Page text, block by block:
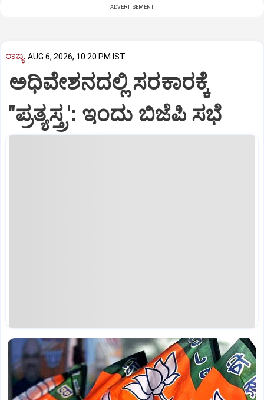
ADVERTISEMENT
ರಾಜ್ಯ AUG 6, 2026, 10:20 PM IST
ಅಧಿವೇಶನದಲ್ಲಿ ಸರಕಾರಕ್ಕೆ
"ಪ್ರತ್ಯಸ್ತ್ರ': ಇಂದು ಬಿಜೆಪಿ ಸಭೆ